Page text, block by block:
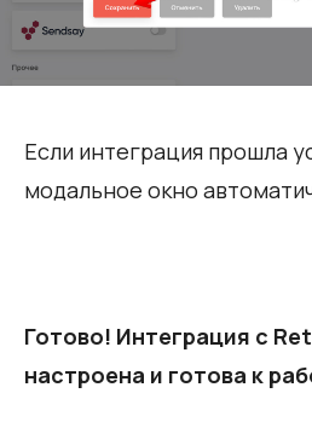
Если интеграция прошла
модальное окно
Готово! Интеграция с
настроена и готова к